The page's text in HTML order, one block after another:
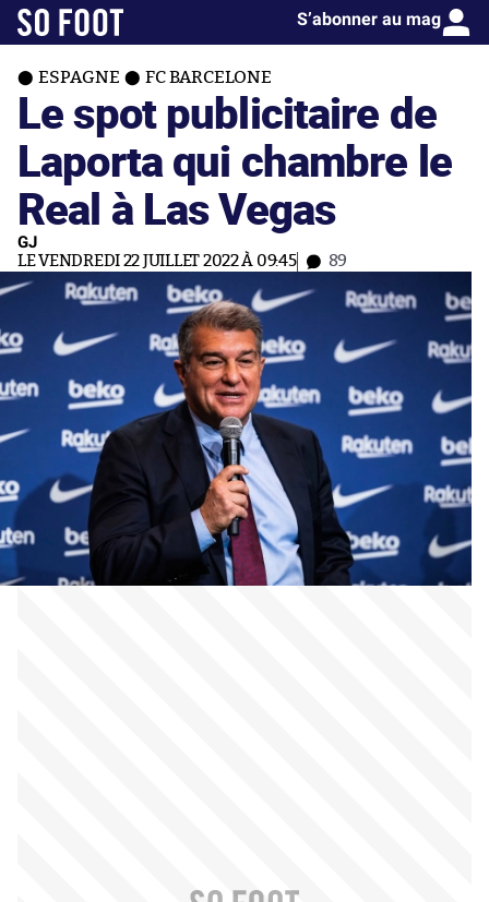
S’abonner au mag
ESPAGNE FC BARCELONE
Le spot publicitaire de
Laporta qui chambre le
Real à Las Vegas
GJ
LE VENDREDI 22 JUILLET 2022 À 09:45 89